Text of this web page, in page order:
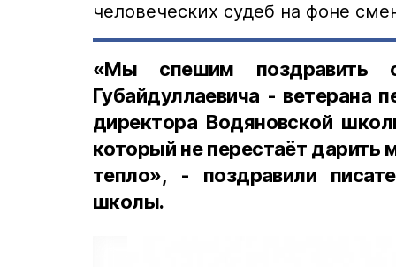
человеческих судеб на фоне
«Мы спешим поздравить
Губайдуллаевича - ветерана
директора Водяновской
который не перестаёт
тепло», - поздравили
школы.